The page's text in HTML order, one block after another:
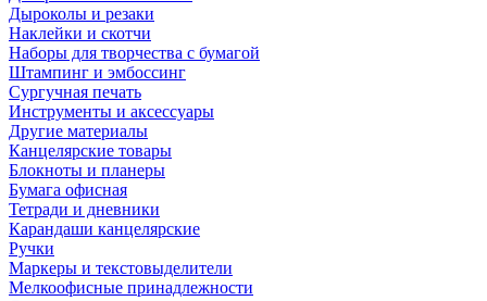
Дыроколы и резаки
Наклейки и скотчи
Наборы для творчества с бумагой
Штампинг и эмбоссинг
Сургучная печать
Инструменты и аксессуары
Другие материалы
Канцелярские товары
Блокноты и планеры
Бумага офисная
Тетради и дневники
Карандаши канцелярские
Ручки
Маркеры и текстовыделители
Мелкоофисные принадлежности